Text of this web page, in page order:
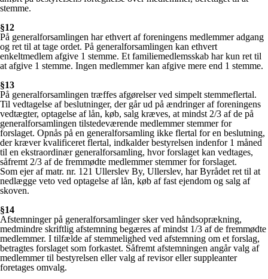
stemme.
§12
På generalforsamlingen har ethvert af foreningens medlemmer adgang
og ret til at tage ordet. På generalforsamlingen kan ethvert
enkeltmedlem afgive 1 stemme. Et familiemedlemsskab har kun ret til
at afgive 1 stemme. Ingen medlemmer kan afgive mere end 1 stemme.
§13
På generalforsamlingen træffes afgørelser ved simpelt stemmeflertal.
Til vedtagelse af beslutninger, der går ud på ændringer af foreningens
vedtægter, optagelse af lån, køb, salg kræves, at mindst 2/3 af de på
generalforsamlingen tilstedeværende medlemmer stemmer for
forslaget. Opnås på en generalforsamling ikke flertal for en beslutning,
der kræver kvalificeret flertal, indkalder bestyrelsen indenfor 1 måned
til en ekstraordinær generalforsamling, hvor forslaget kan vedtages,
såfremt 2/3 af de fremmødte medlemmer stemmer for forslaget.
Som ejer af matr. nr. 121 Ullerslev By, Ullerslev, har Byrådet ret til at
nedlægge veto ved optagelse af lån, køb af fast ejendom og salg af
skoven.
§14
Afstemninger på generalforsamlinger sker ved håndsoprækning,
medmindre skriftlig afstemning begæres af mindst 1/3 af de fremmødte
medlemmer. I tilfælde af stemmelighed ved afstemning om et forslag,
betragtes forslaget som forkastet. Såfremt afstemningen angår valg af
medlemmer til bestyrelsen eller valg af revisor eller suppleanter
foretages omvalg.